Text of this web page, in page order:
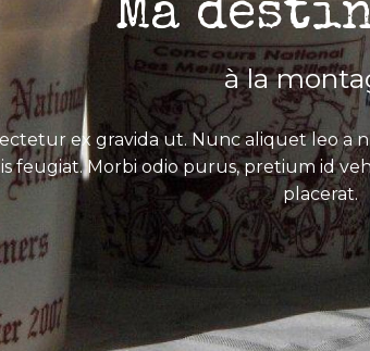
Ma
à la
ex gravida ut. Nunc aliquet leo a
feugiat. Morbi odio purus, pretium id
placerat.